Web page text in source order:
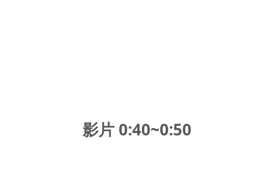
影片 0:40~0:50